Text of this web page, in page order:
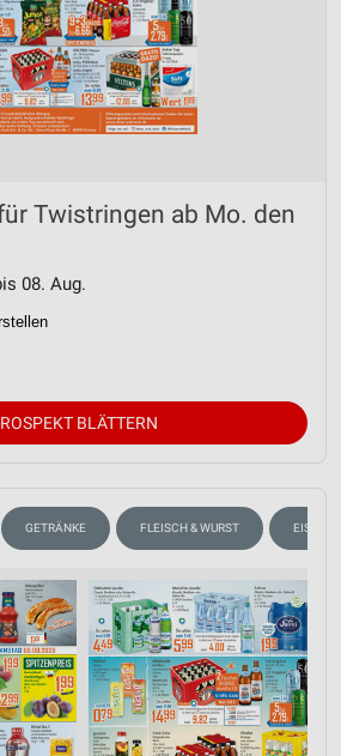
Twistringen ab Mo. den
08. Aug.
BLÄTTERN
GETRÄNKE FLEISCH & WURST